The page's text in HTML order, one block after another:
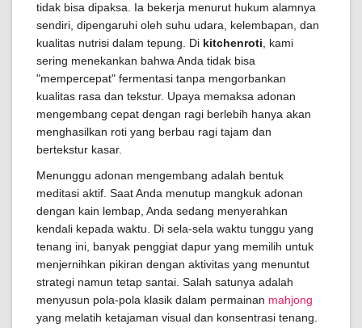
tidak bisa dipaksa. Ia bekerja menurut hukum alamnya
sendiri, dipengaruhi oleh suhu udara, kelembapan, dan
kualitas nutrisi dalam tepung. Di kitchenroti , kami
sering menekankan bahwa Anda tidak bisa
"mempercepat" fermentasi tanpa mengorbankan
kualitas rasa dan tekstur. Upaya memaksa adonan
mengembang cepat dengan ragi berlebih hanya akan
menghasilkan roti yang berbau ragi tajam dan
bertekstur kasar.
Menunggu adonan mengembang adalah bentuk
meditasi aktif. Saat Anda menutup mangkuk adonan
dengan kain lembap, Anda sedang menyerahkan
kendali kepada waktu. Di sela-sela waktu tunggu yang
tenang ini, banyak penggiat dapur yang memilih untuk
menjernihkan pikiran dengan aktivitas yang menuntut
strategi namun tetap santai. Salah satunya adalah
menyusun pola-pola klasik dalam permainan mahjong
yang melatih ketajaman visual dan konsentrasi tenang.